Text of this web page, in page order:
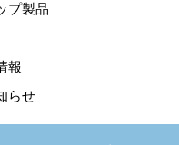
プ製品
報
らせ